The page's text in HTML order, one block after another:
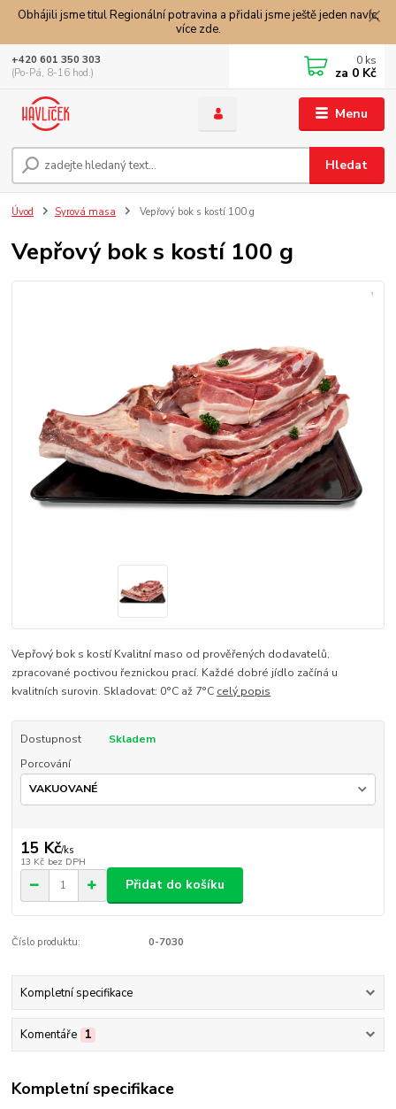
Obhájili jsme titul Regionální potravina a přidali jsme ještě jeden navíc,
více zde.
Menu
Hledat
+420 601 350 303
(Po-Pá, 8-16 hod.)
0 ks
za 0 Kč
Úvod Syrová masa Vepřový bok s kostí 100 g
Vepřový bok s kostí 100 g
Vepřový bok s kostí Kvalitní maso od prověřených dodavatelů,
zpracované poctivou řeznickou prací. Každé dobré jídlo začíná u
kvalitních surovin. Skladovat: 0°C až 7°C celý popis
Dostupnost
Skladem
Porcování
15 Kč/ks
13 Kč bez DPH
Přidat do košíku
Číslo produktu: 0-7030
Kompletní specifikace
Komentáře 1
Kompletní specifikace